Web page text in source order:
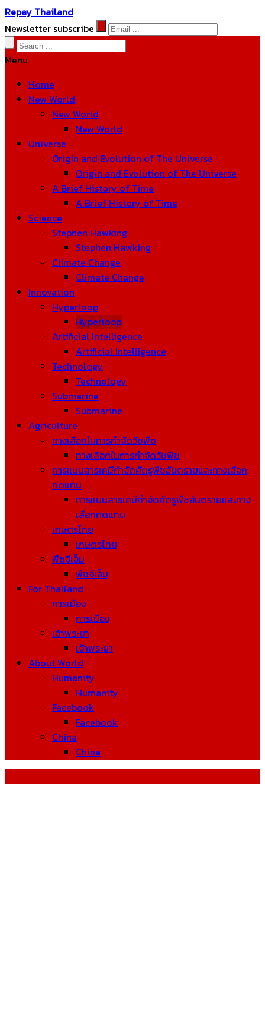
Repay Thailand
Newsletter subscribe
Menu
Home
New World
New World
New World
Universe
Origin and Evolution of The Universe
Origin and Evolution of The Universe
A Brief History of Time
A Brief History of Time
Science
Stephen Hawking
Stephen Hawking
Climate Change
Climate Change
Innovation
Hyperloop
Hyperloop
Artificial Intelligence
Artificial Intelligence
Technology
Technology
Submarine
Submarine
Agriculture
ทางเลือกในการกำจัดวัชพืช
ทางเลือกในการกำจัดวัชพืช
การแบนสารเคมีกำจัดศัตรูพืชอันตรายและทางเลือก
ทดแทน
การแบนสารเคมีกำจัดศัตรูพืชอันตรายและทาง
เลือกทดแทน
เกษตรไทย
เกษตรไทย
พืชจีเอ็ม
พืชจีเอ็ม
For Thailand
การเมือง
การเมือง
เจ้าพระยา
เจ้าพระยา
About World
Humanity
Humanity
Facebook
Facebook
China
China